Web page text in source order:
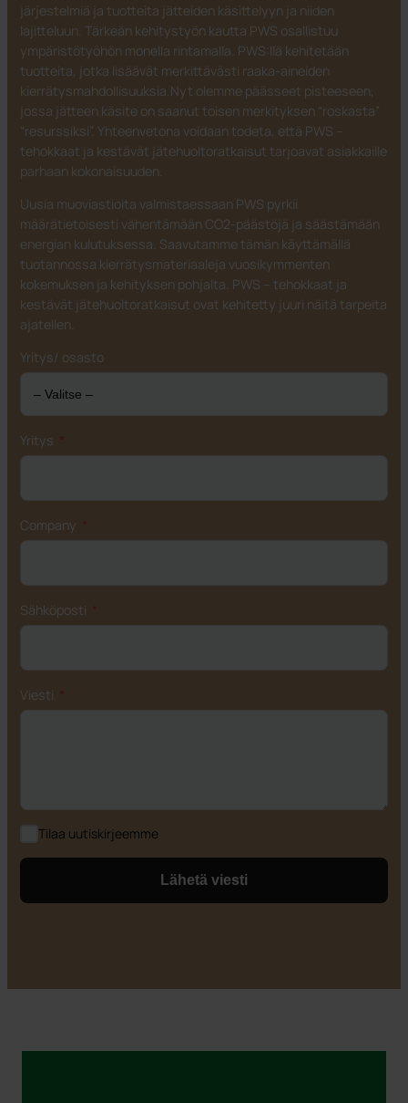
järjestelmiä ja tuotteita jätteiden käsittelyyn ja niiden
lajitteluun. Tärkeän kehitystyön kautta PWS osallistuu
ympäristötyöhön monella rintamalla. PWS:llä kehitetään
tuotteita, jotka lisäävät merkittävästi raaka-aineiden
kierrätysmahdollisuuksia.Nyt olemme päässeet pisteeseen,
jossa jätteen käsite on saanut toisen merkityksen “roskasta”
“resurssiksi”. Yhteenvetona voidaan todeta, että PWS –
tehokkaat ja kestävät jätehuoltoratkaisut tarjoavat asiakkaille
parhaan kokonaisuuden.
Uusia muoviastioita valmistaessaan PWS pyrkii
määrätietoisesti vähentämään CO2-päästöjä ja säästämään
energian kulutuksessa. Saavutamme tämän käyttämällä
tuotannossa kierrätysmateriaaleja vuosikymmenten
kokemuksen ja kehityksen pohjalta. PWS – tehokkaat ja
kestävät jätehuoltoratkaisut ovat kehitetty juuri näitä tarpeita
ajatellen.
Yritys/ osasto
Yritys
Company
Sähköposti
Viesti
Tilaa uutiskirjeemme
Lähetä viesti